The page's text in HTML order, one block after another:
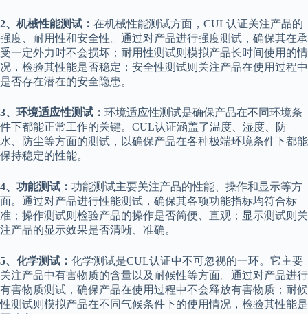
2、机械性能测试： 在机械性能测试方面，CUL认证关注产品的
强度、耐用性和安全性。通过对产品进行强度测试，确保其在承
受一定外力时不会损坏；耐用性测试则模拟产品长时间使用的情
况，检验其性能是否稳定；安全性测试则关注产品在使用过程中
是否存在潜在的安全隐患。
3、环境适应性测试： 环境适应性测试是确保产品在不同环境条
件下都能正常工作的关键。CUL认证涵盖了温度、湿度、防
水、防尘等方面的测试，以确保产品在各种极端环境条件下都能
保持稳定的性能。
4、功能测试： 功能测试主要关注产品的性能、操作和显示等方
面。通过对产品进行性能测试，确保其各项功能指标均符合标
准；操作测试则检验产品的操作是否简便、直观；显示测试则关
注产品的显示效果是否清晰、准确。
5、化学测试： 化学测试是CUL认证中不可忽视的一环。它主要
关注产品中有害物质的含量以及耐候性等方面。通过对产品进行
有害物质测试，确保产品在使用过程中不会释放有害物质；耐候
性测试则模拟产品在不同气候条件下的使用情况，检验其性能是